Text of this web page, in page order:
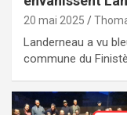
20 mai 2025
Landerneau a vu
commune du